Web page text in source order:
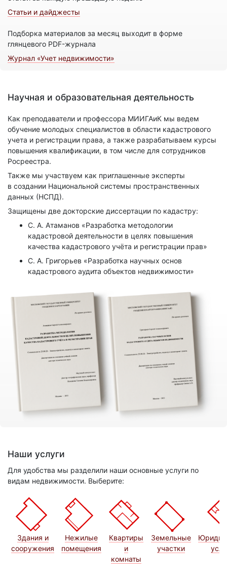
Статьи и дайджесты
Подборка материалов за месяц выходит в форме
глянцевого PDF-журнала
Журнал «Учет недвижимости»
Научная и образовательная деятельность
Как преподаватели и профессора МИИГАиК мы ведем
обучение молодых специалистов в области кадастрового
учета и регистрации права, а также разрабатываем курсы
повышения квалификации, в том числе для сотрудников
Росреестра.
Также мы участвуем как приглашенные эксперты
в создании Национальной системы пространственных
данных (НСПД).
Защищены две докторские диссертации по кадастру:
С. А. Атаманов «Разработка методологии
кадастровой деятельности в целях повышения
качества кадастрового учёта и регистрации прав»
С. А. Григорьев «Разработка научных основ
кадастрового аудита объектов недвижимости»
Наши услуги
Для удобства мы разделили наши основные услуги по
видам недвижимости. Выберите:
Здания и
сооружения
Нежилые
помещения
Квартиры
и
комнаты
Земельные
участки